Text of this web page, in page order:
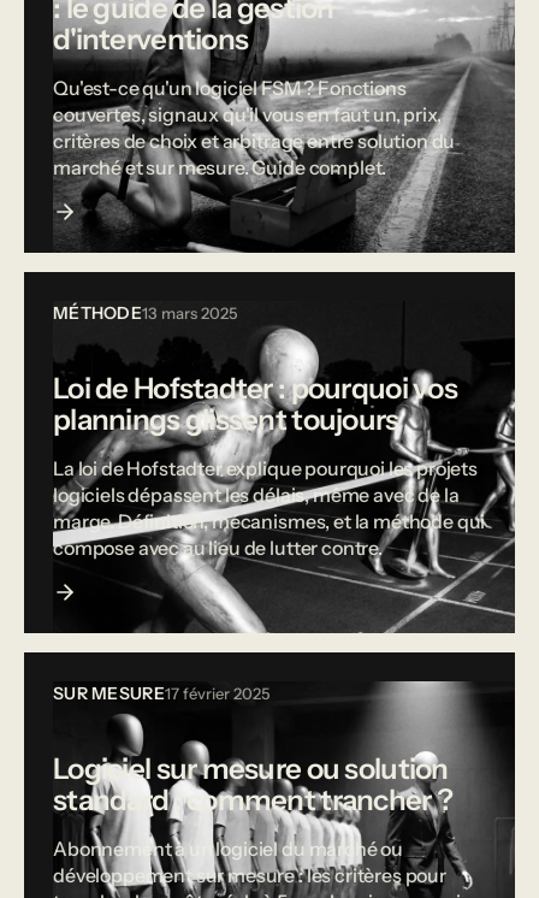
: le guide de la gestion
d'interventions
Qu'est-ce qu'un logiciel FSM ? Fonctions
couvertes, signaux qu'il vous en faut un, prix,
critères de choix et arbitrage entre solution du
marché et sur mesure. Guide complet.
MÉTHODE13 mars 2025
Loi de Hofstadter : pourquoi vos
plannings glissent toujours
La loi de Hofstadter explique pourquoi les projets
logiciels dépassent les délais, même avec de la
marge. Définition, mécanismes, et la méthode qui
compose avec au lieu de lutter contre.
SUR MESURE17 février 2025
Logiciel sur mesure ou solution
standard : comment trancher ?
Abonnement à un logiciel du marché ou
développement sur mesure : les critères pour